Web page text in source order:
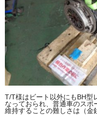
T/T様はビート以外にもBH型
なっておられ、普通車のス
維持することの難しさは（金